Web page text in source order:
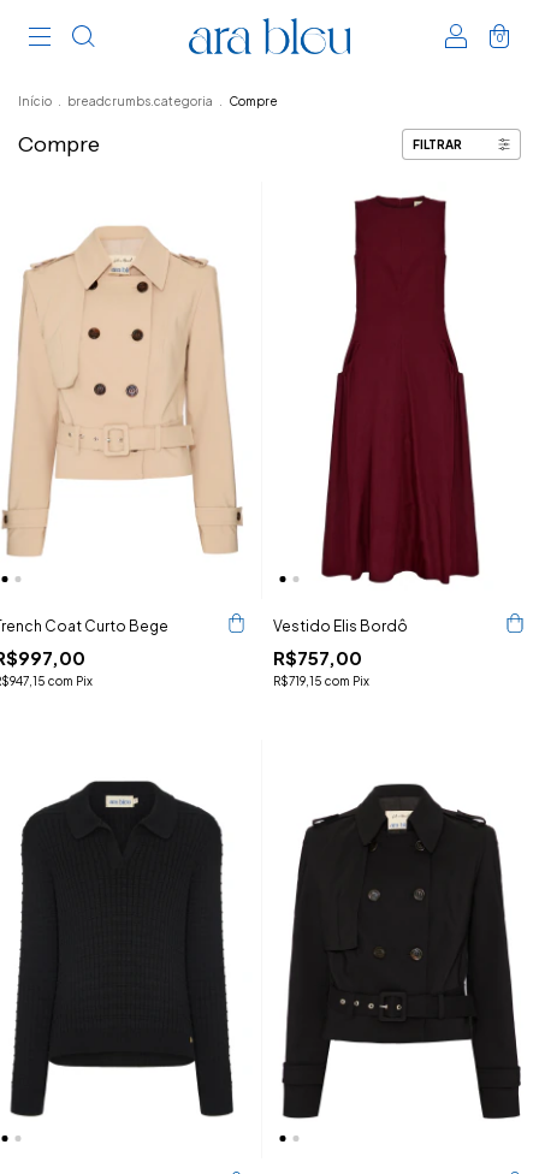
0
Início breadcrumbs.categoria Compre
Compre FILTRAR
Coat Curto Bege
com Pix
Vestido Elis Bordô
R$757,00
R$719,15 com Pix